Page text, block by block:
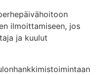
ilmoittamiseen, jos
ja kuulut